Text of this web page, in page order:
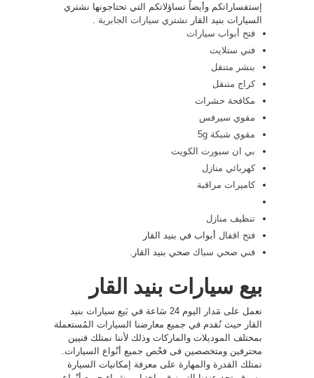
إستفساراتكم وأيضاً تساؤلاتكم التي تحتاجونها نشتري
السيارات بنيد القار نشتري سيارات الجابرية
فتح أبواب سيارات
فني ستلايت
بنشر متنقل
كراج متنقل
مكافحة حشرات
مقوي سيرفس
مقوي شبكة 5g
بي ان سبورت الكويت
كهربائي منازل
كاميرات مراقبة
تنظيف منازل
فتح اقفال أبواب في بنيد القار
فني صحي سباك صحي بنيد القار.
بيع سيارات بنيد القار
نعمل على مَدار اليوم 24 سَاعة في بَيع سيارات بنيد
القار حيث نُقدم في جميع معارضنا السيارات المُستعملة
بمختلف الموديلات والماركات وذلك لأننا نمتلك فنيين
محترفين ومتخصصين فى فحْص جميع أنْواع السيارات.
نمتلك القدرة والمهارة على معرفة إمكانيات السيارة